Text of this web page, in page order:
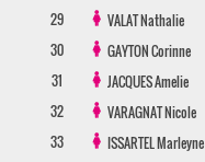
29
VALATNathalie
30
GAYTONCorinne
31
JACQUESAmelie
32
VARAGNATNicole
33
ISSARTELMarleyne